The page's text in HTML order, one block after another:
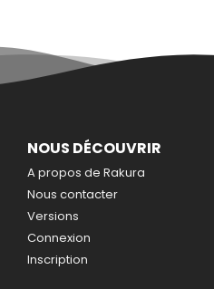
NOUS DÉCOUVRIR
A propos de Rakura
Nous contacter
Versions
Connexion
Inscription